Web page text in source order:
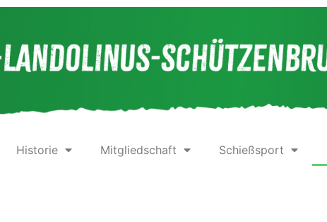
Historie Mitgliedschaft Schießsport